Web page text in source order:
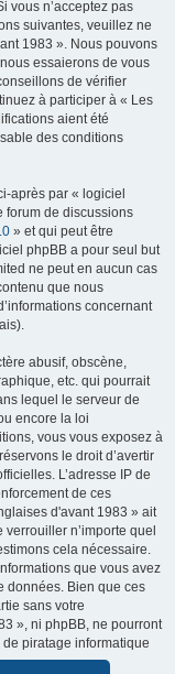
vous n’acceptez pas
suivantes, veuillez ne
1983 ». Nous pouvons
essaierons de vous
de vérifier
à participer à « Les
aient été
des conditions
après par « logiciel
forum de discussions
» et qui peut être
phpBB a pour seul but
ne peut en aucun cas
que nous
concernant
abusif, obscène,
etc. qui pourrait
lequel le serveur de
encore la loi
vous vous exposez à
le droit d’avertir
L’adresse IP de
de ces
d'avant 1983 » ait
n’importe quel
cela nécessaire.
que vous avez
données. Bien que ces
sans votre
», ni phpBB, ne pourront
piratage informatique